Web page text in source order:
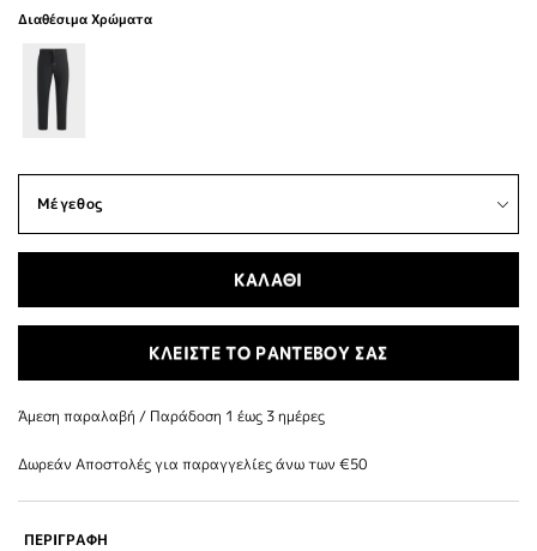
Διαθέσιμα Χρώματα
ΚΑΛΑΘΙ
ΚΛΕΙΣΤΕ ΤΟ ΡΑΝΤΕΒΟΥ ΣΑΣ
Άμεση παραλαβή / Παράδoση 1 έως 3 ημέρες
Δωρεάν Αποστολές για παραγγελίες άνω των €50
ΠΕΡΙΓΡΑΦΗ